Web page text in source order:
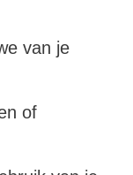
van je
of